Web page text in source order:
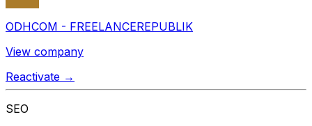
ODHCOM - FREELANCEREPUBLIK
View company
Reactivate →
SEO